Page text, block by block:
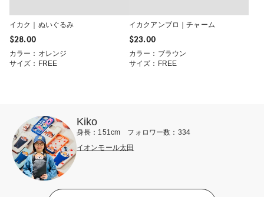
イカク｜ぬいぐるみ
$‌28.00
カラー：オレンジ
サイズ：FREE
イカクアンブロ｜チャーム
$‌23.00
カラー：ブラウン
サイズ：FREE
Kiko
身長：151cm フォロワー数：334
イオンモール太田